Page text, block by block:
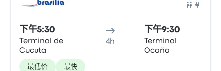
下午5:30
Terminal de
Cucuta
4h
下午9:30
Terminal
Ocaña
最低价 最快